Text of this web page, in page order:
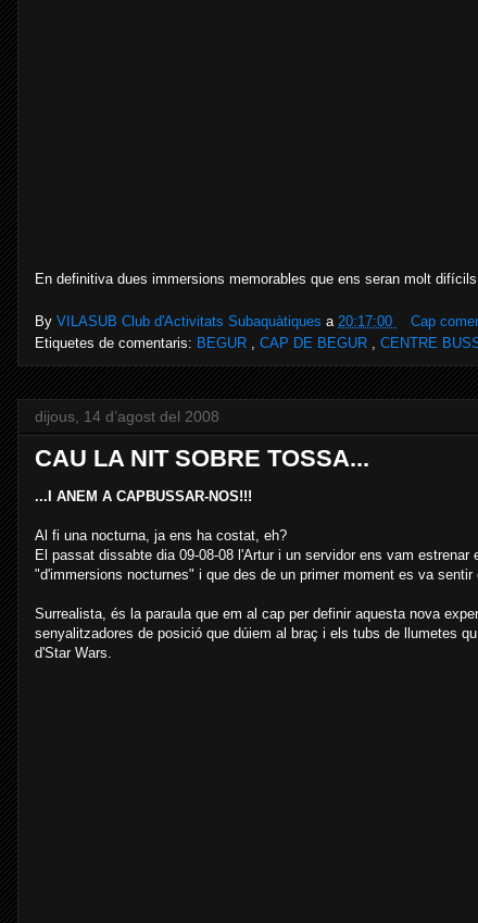
En definitiva dues immersions memorables que ens seran molt difícils
By VILASUB Club d'Activitats Subaquàtiques a 20:17:00
Cap
Etiquetes de comentaris: BEGUR CAP DE BEGUR CENTRE
dijous, 14 d’agost del 2008
CAU LA NIT SOBRE TOSSA...
...I ANEM A CAPBUSSAR-NOS!!!
Al fi una nocturna, ja ens ha costat, eh?
El passat dissabte dia 09-08-08 l'Artur i un servidor ens vam
"d'immersions nocturnes" i que des de un primer moment es va
Surrealista, és la paraula que em al cap per definir aquesta nova
senyalitzadores de posició que dúiem al braç i els tubs de llumetes
d'Star Wars.